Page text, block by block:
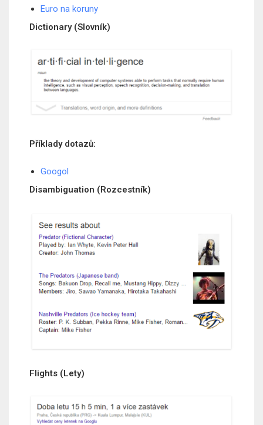
Euro na koruny
Dictionary (Slovník)
Příklady dotazů:
Googol
Disambiguation (Rozcestník)
Flights (Lety)